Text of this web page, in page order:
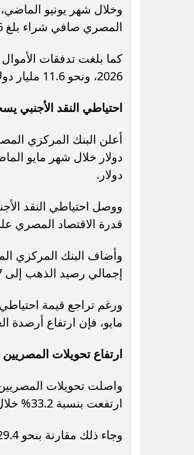
وخلال شهر يونيو
المصري صافي شراء بلغ 8.76 مليار دولار.
2026، ونحو 11.6 مليار دولار منذ بداية العام الجاري.
احتياطي النقد
دولار.
ووصل احتياطي النقد
قدرة الاقتصاد المصري
إجمالي رصيد الذهب إلى 4.167 مليون أونصة.
مايو، فإن ارتفاع أرصدة العملات الأجنبية بنحو 656
ارتفاع تحويلات المصريين
واصلت تحويلات
ارتفعت بنسبة 33.2% خلال الفترة من يوليو إلى أبريل 2025-2026، لتسجل نحو 39.2 مليار دولار.
وجاء ذلك مقارنة بنحو 29.4 مليار دولار خلال نفس الفترة من العام المالي السابق.